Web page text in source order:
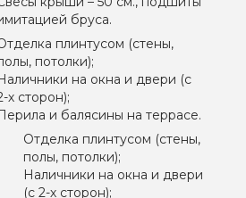
бруса.
плинтусом (стены,
потолки);
на окна и двери (с
х сторон);
и балясины на террасе.
Отделка плинтусом (стены,
полы, потолки);
Наличники на окна и двери
(с 2-х сторон);